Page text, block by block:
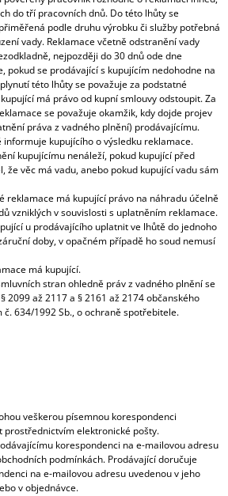
do tří pracovních dnů. Do této lhůty se
podle druhu výrobku či služby potřebná
vady. Reklamace včetně odstranění vady
nejpozději do 30 dnů ode dne
pokud se prodávající s kupujícím nedohodne na
této lhůty se považuje za podstatné
má právo od kupní smlouvy odstoupit.Za
se považuje okamžik, kdy dojde projev
práva z vadného plnění) prodávajícímu.
informuje kupujícího o výsledku reklamace.
kupujícímu nenáleží, pokud kupující před
že věc má vadu, anebo pokud kupující vadu sám
reklamace má kupující právo na náhradu účelně
vzniklých v souvislosti s uplatněním reklamace.
u prodávajícího uplatnit ve lhůtě do jednoho
doby, v opačném případě ho soud nemusí
má kupující.
stran ohledně práv z vadného plnění se
2099 až 2117 a § 2161 až 2174 občanského
č. 634/1992 Sb., o ochraně spotřebitele.
veškerou písemnou korespondenci
prostřednictvím elektronické pošty.
korespondenci na e-mailovou adresu
podmínkách. Prodávající doručuje
na e-mailovou adresu uvedenou v jeho
v objednávce.